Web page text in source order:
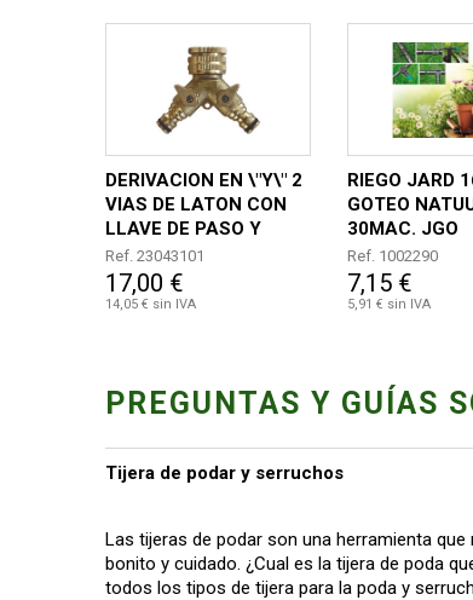
DERIVACION EN \"Y\" 2
VIAS DE LATON CON
LLAVE DE PASO Y
CONEXION RAPIDA
Ref. 23043101
17,00 €
14,05 € sin IVA
RIEGO JARD
GOTEO
30MAC. JGO
NT104474
Ref. 1002290
7,15 €
5,91 € sin IVA
PREGUNTAS Y GUÍAS
Tijera de podar y serruchos
Las tijeras de podar son una herramienta
bonito y cuidado. ¿Cual es la tijera de poda
todos los tipos de tijera para la poda y